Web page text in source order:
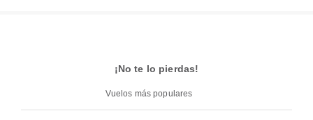
¡No te lo pierdas!
Vuelos más populares